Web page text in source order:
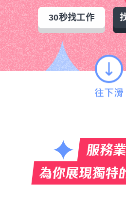
30秒找工作